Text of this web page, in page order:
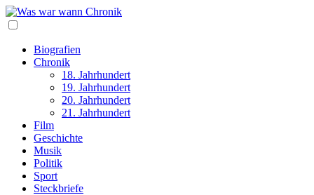
Biografien
Chronik
18. Jahrhundert
19. Jahrhundert
20. Jahrhundert
21. Jahrhundert
Film
Geschichte
Musik
Politik
Sport
Steckbriefe